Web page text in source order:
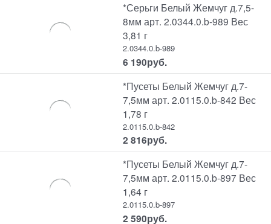
*Серьги Белый Жемчуг д.7,5-
8мм арт. 2.0344.0.b-989 Вес
3,81 г
2.0344.0.b-989
6 190руб.
*Пусеты Белый Жемчуг д.7-
7,5мм арт. 2.0115.0.b-842 Вес
1,78 г
2.0115.0.b-842
2 816руб.
*Пусеты Белый Жемчуг д.7-
7,5мм арт. 2.0115.0.b-897 Вес
1,64 г
2.0115.0.b-897
2 590руб.